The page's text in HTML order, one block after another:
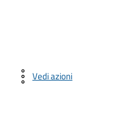
Vedi azioni